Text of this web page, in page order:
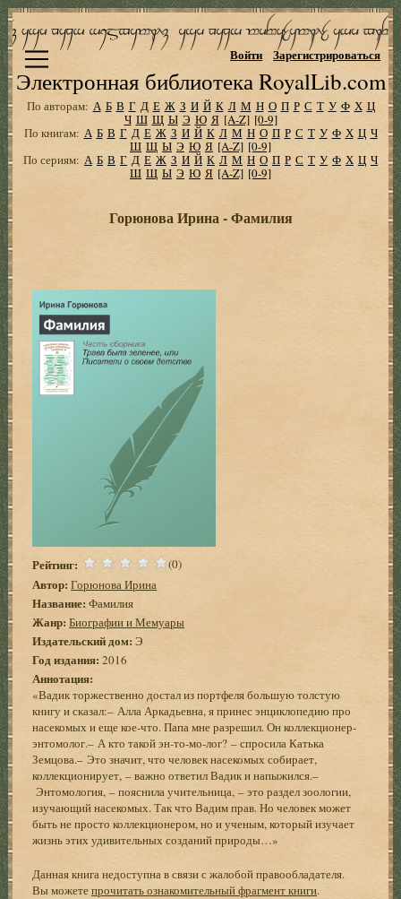
Электронная библиотека RoyalLib.com
Войти Зарегистрироваться
По авторам: А Б В Г Д Е Ж З И Й К Л М Н О П Р С Т У Ф Х Ц
Ч Ш Щ Ы Э Ю Я [A-Z] [0-9]
По книгам: А Б В Г Д Е Ж З И Й К Л М Н О П Р С Т У Ф Х Ц Ч
Ш Щ Ы Э Ю Я [A-Z] [0-9]
По сериям: А Б В Г Д Е Ж З И Й К Л М Н О П Р С Т У Ф Х Ц Ч
Ш Щ Ы Э Ю Я [A-Z] [0-9]
Горюнова Ирина - Фамилия
Рейтинг: (0)
Автор: Горюнова Ирина
Название: Фамилия
Жанр: Биографии и Мемуары
Издательский дом: Э
Год издания: 2016
Аннотация:
«Вадик торжественно достал из портфеля большую толстую
книгу и сказал:– Алла Аркадьевна, я принес энциклопедию про
насекомых и еще кое-что. Папа мне разрешил. Он коллекционер-
энтомолог.– А кто такой эн-то-мо-лог? – спросила Катька
Земцова.– Это значит, что человек насекомых собирает,
коллекционирует, – важно ответил Вадик и напыжился.–
Энтомология, – пояснила учительница, – это раздел зоологии,
изучающий насекомых. Так что Вадим прав. Но человек может
быть не просто коллекционером, но и ученым, который изучает
жизнь этих удивительных созданий природы…»
Данная книга недоступна в связи с жалобой правообладателя.
Вы можетепрочитать ознакомительный фрагмент книги.